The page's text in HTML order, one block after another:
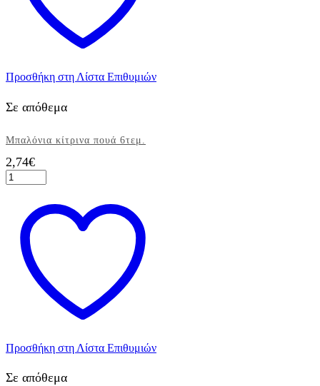
Προσθήκη στη Λίστα Επιθυμιών
Σε απόθεμα
Μπαλόνια κίτρινα πουά 6τεμ.
2,74€
Μπαλόνια
κίτρινα
6τεμ.
ποσότητα
Προσθήκη στη Λίστα Επιθυμιών
Σε απόθεμα